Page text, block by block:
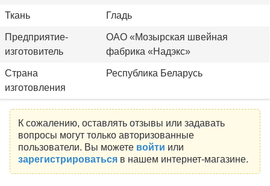
Ткань Гладь
Предприятие-
изготовитель
ОАО «Мозырская швейная
фабрика «Надэкс»
Страна
изготовления
Республика Беларусь
К сожалению, оставлять отзывы или задавать
вопросы могут только авторизованные
пользователи. Вы можете войти или
зарегистрироватьсяв нашем интернет-магазине.